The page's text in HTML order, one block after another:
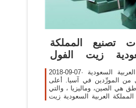
تصنيع المملكة
زيت الفول
السوداني
2018-09-07· هناك 556 المملكة العربية السعودية
من المورِّدين في آسيا. أعلى
هي الصين، وماليزيا ، والتي
و1% من المملكة العربية السعودية زيت